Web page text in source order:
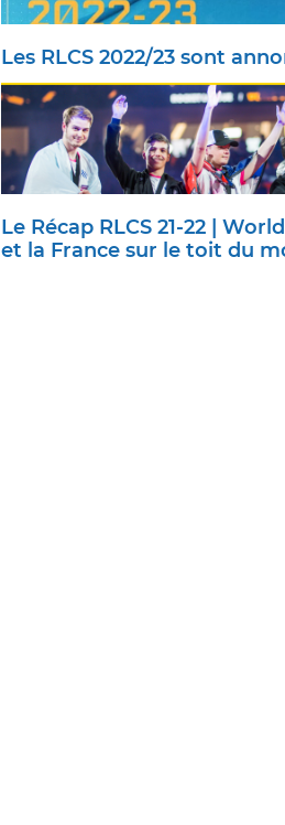
Les RLCS 2022/23 sont
Le Récap RLCS 21-22 |
et la France sur le toit du